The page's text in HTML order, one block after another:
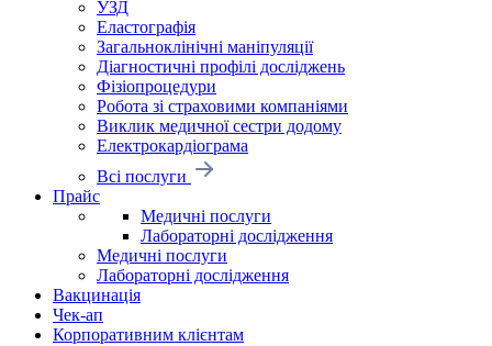
УЗД
Еластографія
Загальноклінічні маніпуляції
Діагностичні профілі досліджень
Фізіопроцедури
Робота зі страховими компаніями
Виклик медичної сестри додому
Електрокардіограма
Всі послуги
Прайс
Медичні послуги
Лабораторні дослідження
Медичні послуги
Лабораторні дослідження
Вакцинація
Чек-ап
Корпоративним клієнтам